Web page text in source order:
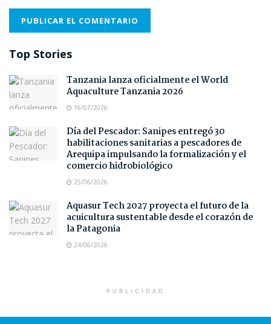
Top Stories
Tanzania lanza oficialmente el World
Aquaculture Tanzania 2026
16/07/2026
Día del Pescador: Sanipes entregó 30
habilitaciones sanitarias a pescadores de
Arequipa impulsando la formalización y el
comercio hidrobiológico
25/06/2026
Aquasur Tech 2027 proyecta el futuro de la
acuicultura sustentable desde el corazón de
la Patagonia
24/06/2026
PUBLICIDAD